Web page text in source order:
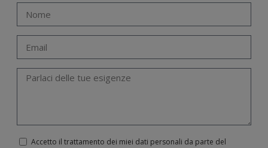
Accetto il trattamento dei miei dati personali da parte del